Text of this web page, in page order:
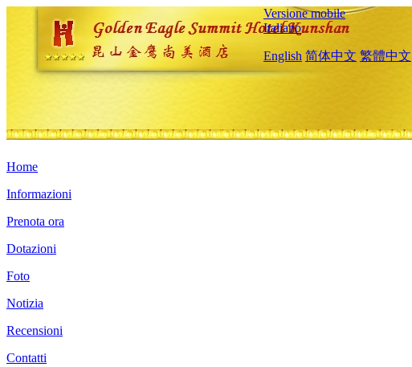
Versione mobile
Italiano
English 简体中文 繁體中文
Home
Informazioni
Prenota ora
Dotazioni
Foto
Notizia
Recensioni
Contatti